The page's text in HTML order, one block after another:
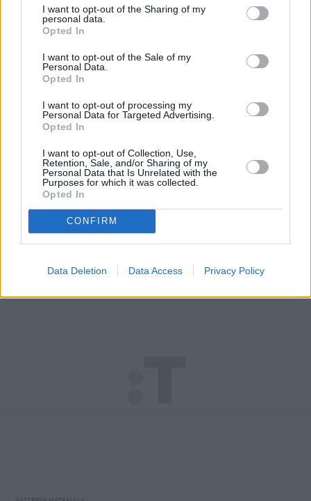
I want to opt-out of the Sharing of my
personal data.
Opted In
I want to opt-out of the Sale of my
Personal Data.
Opted In
I want to opt-out of processing my
Personal Data for Targeted Advertising.
Opted In
I want to opt-out of Collection, Use,
Retention, Sale, and/or Sharing of my
Personal Data that Is Unrelated with the
Purposes for which it was collected.
Opted In
CONFIRM
Data Deletion Data Access Privacy Policy
własnej skórze przekonała się cała branża moto,
polska fabryka Toyoty
odpowiedzialnie.
Od 50 do 80 procent wszystkich części niezbędnych
do produkcji, w zależności od konkretnego
produktu, pochodzi od dostawców z Europy. Co dla
nas najbardziej istotne, około 15 procent z nich
dostarczanych jest bezpośrednio z Polski.